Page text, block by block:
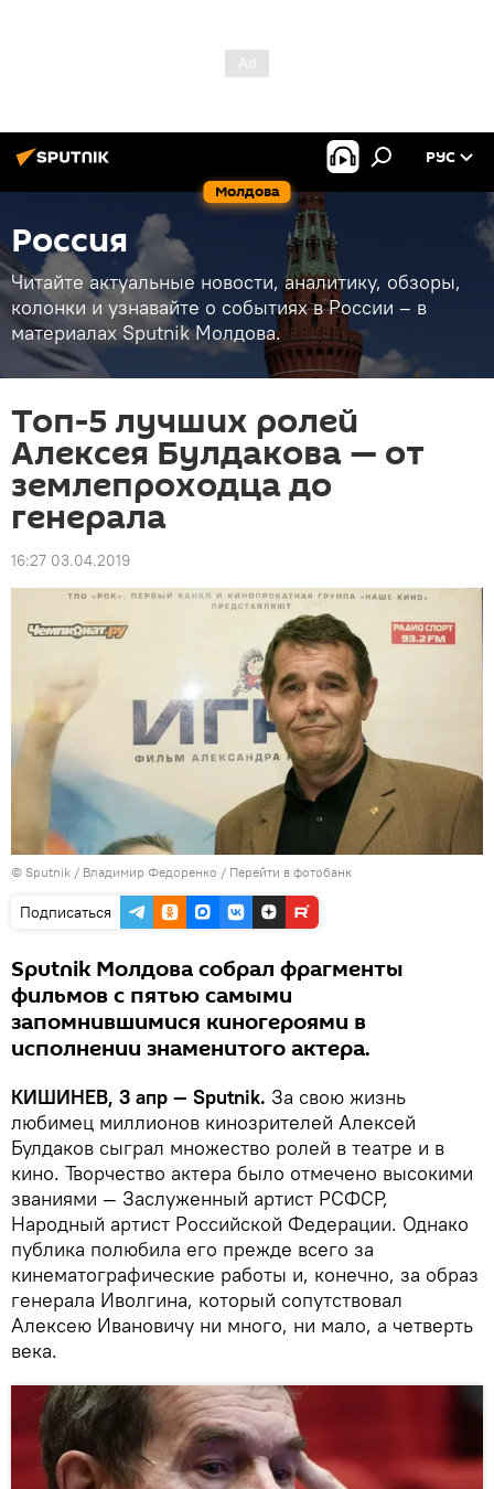
Молдова
РУС
Россия
Читайте актуальные новости, аналитику, обзоры,
колонки и узнавайте о событиях в России – в
материалах Sputnik Молдова.
Топ-5 лучших ролей
Алексея Булдакова — от
землепроходца до
генерала
16:27 03.04.2019
© Sputnik / Владимир Федоренко / Перейти в фотобанк
Подписаться
Sputnik Молдова собрал фрагменты
фильмов с пятью самыми
запомнившимися киногероями в
исполнении знаменитого актера.
КИШИНЕВ, 3 апр — Sputnik. За свою жизнь
любимец миллионов кинозрителей Алексей
Булдаков сыграл множество ролей в театре и в
кино. Творчество актера было отмечено высокими
званиями — Заслуженный артист РСФСР,
Народный артист Российской Федерации. Однако
публика полюбила его прежде всего за
кинематографические работы и, конечно, за образ
генерала Иволгина, который сопутствовал
Алексею Ивановичу ни много, ни мало, а четверть
века.